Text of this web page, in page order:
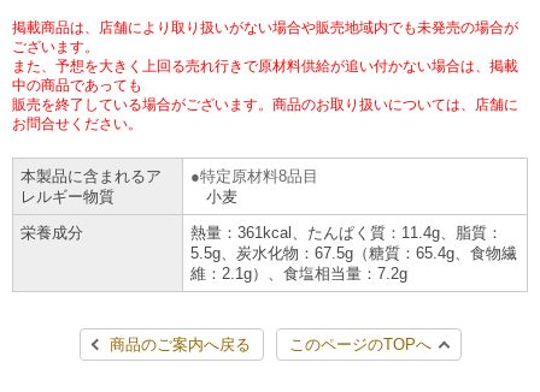
ニンテンドー・ダウンロードカード
スキャン
ファクス
チケット
セブン銀行ATM
ご利用可能なお支払い方法
各種料金のお支払い
チケットぴあ
イープラス
CNプレイガイド
タワーレコード
セブンネットショッピング
停電時のサービス停止のお知らせ
貸借対照表・損益計算書
沿革
国内店舗数
サステナビリティ推進体制
GREEN CHALLENGE 2050
4VISIONS
サステナビリティニュース
サステナビリティレポート
店舗検索
ネットショッピング
お問い合わせ
Language
English (Corporate)
English (Services)
한국어(서비스)
掲載商品は、店舗により取り扱いがない場合や販売地域内でも未発売の場合が
ございます。
また、予想を大きく上回る売れ行きで原材料供給が追い付かない場合は、掲載
中の商品であっても
販売を終了している場合がございます。商品のお取り扱いについては、店舗に
お問合せください。
本製品に含まれるア
レルギー物質
特定原材料8品目
小麦
栄養成分
熱量：361kcal、たんぱく質：11.4g、脂質：
5.5g、炭水化物：67.5g（糖質：65.4g、食物繊
維：2.1g）、食塩相当量：7.2g
商品のご案内へ戻る このページのTOPへ